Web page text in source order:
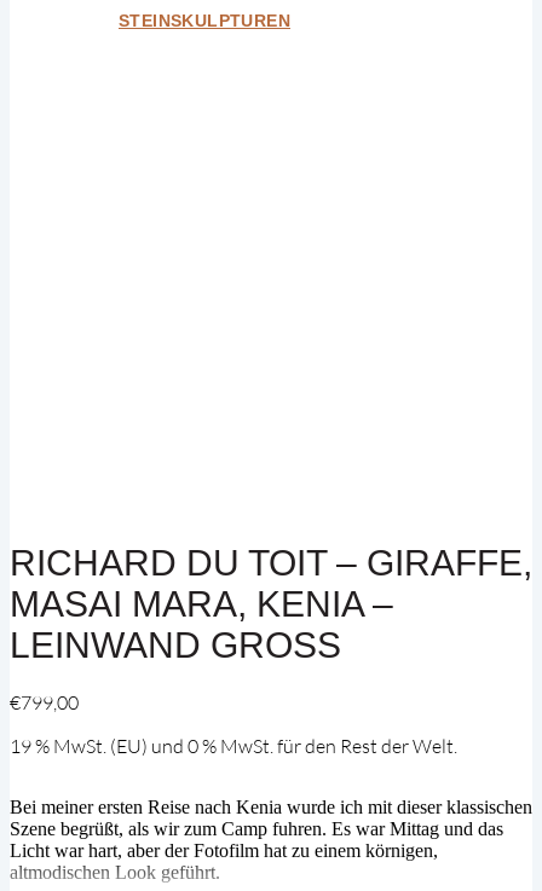
STEINSKULPTUREN
RICHARD DU TOIT – GIRAFFE,
MASAI MARA, KENIA –
LEINWAND GROSS
€799,00
19 % MwSt. (EU) und 0 % MwSt. für den Rest der Welt.
Bei meiner ersten Reise nach Kenia wurde ich mit dieser klassischen
Szene begrüßt, als wir zum Camp fuhren. Es war Mittag und das
Licht war hart, aber der Fotofilm hat zu einem körnigen,
altmodischen Look geführt.